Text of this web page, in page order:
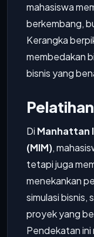
mahasiswa
berkembang,
Kerangka
membedakan
bisnis yang
Di Manhattan
(MIM),
tetapi juga
menekankan
simulasi bisnis,
proyek yang
Pendekatan ini